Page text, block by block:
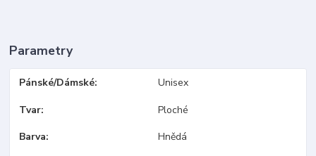
Parametry
Pánské/Dámské Unisex
Tvar Ploché
Barva Hnědá